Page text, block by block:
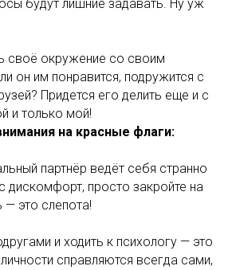
будут лишние задавать. Ну уж
своё окружение со своим
он им понравится, подружится с
Придется его делить еще и с
и только мой!
на красные флаги:
партнёр ведёт себя странно
дискомфорт, просто закройте на
это слепота!
и ходить к психологу — это
справляются всегда сами,